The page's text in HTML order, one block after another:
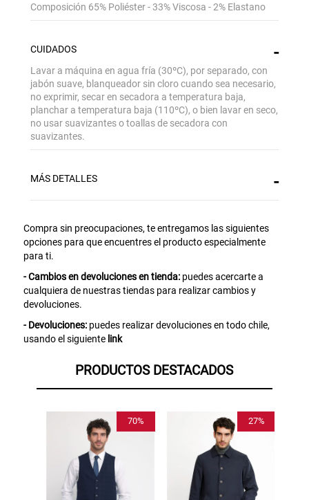
Composición 65% Poliéster - 33% Viscosa - 2% Elastano
CUIDADOS
Lavar a máquina en agua fría (30ºC), por separado, con
jabón suave, blanqueador sin cloro cuando sea necesario,
no exprimir, secar en secadora a temperatura baja,
planchar a temperatura baja (110ºC), o bien lavar en seco,
no usar suavizantes o toallas de secadora con
suavizantes.
MÁS DETALLES
Compra sin preocupaciones, te entregamos las siguientes
opciones para que encuentres el producto especialmente
para ti.
- Cambios en devoluciones en tienda:puedes acercarte a
cualquiera de nuestras tiendas para realizar cambios y
devoluciones.
- Devoluciones:puedes realizar devoluciones en todo chile,
usando el siguiente link
PRODUCTOS DESTACADOS